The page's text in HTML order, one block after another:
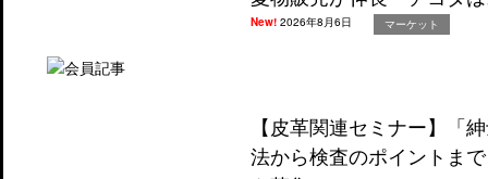
New!2026年8月6日 マーケット
【皮革関連セミナー】「
法から検査のポイントま